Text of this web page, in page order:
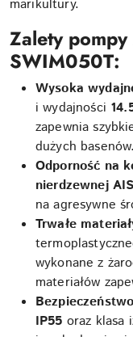
marikultury.
Zalety
SWIM050T:
Wysoka
i wydajności
zapewnia
dużych basenów.
Odporność na
nierdzewnej
na agresywne
Trwałe
wykonane z
materiałów
IP55 oraz klasa